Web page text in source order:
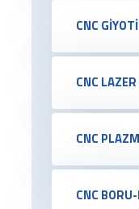
CNC
CNC
CNC
CNC